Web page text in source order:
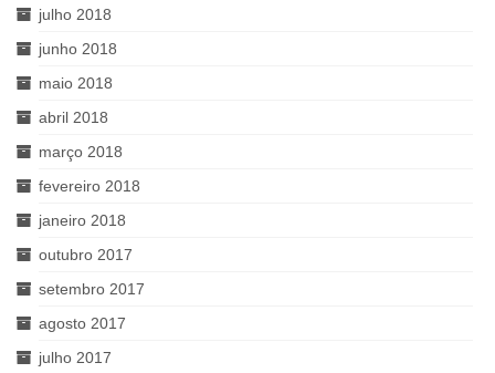
julho 2018
junho 2018
maio 2018
abril 2018
março 2018
fevereiro 2018
janeiro 2018
outubro 2017
setembro 2017
agosto 2017
julho 2017